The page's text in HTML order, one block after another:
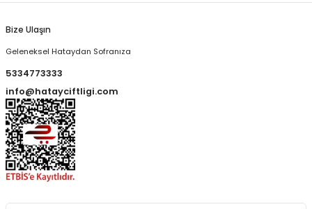
Bize Ulaşın
Geleneksel Hataydan Sofranıza
5334773333
info@hatayciftligi.com